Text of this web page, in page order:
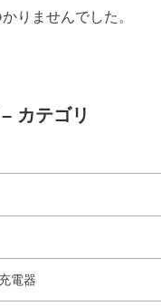
りませんでした。
カテゴリ
電器